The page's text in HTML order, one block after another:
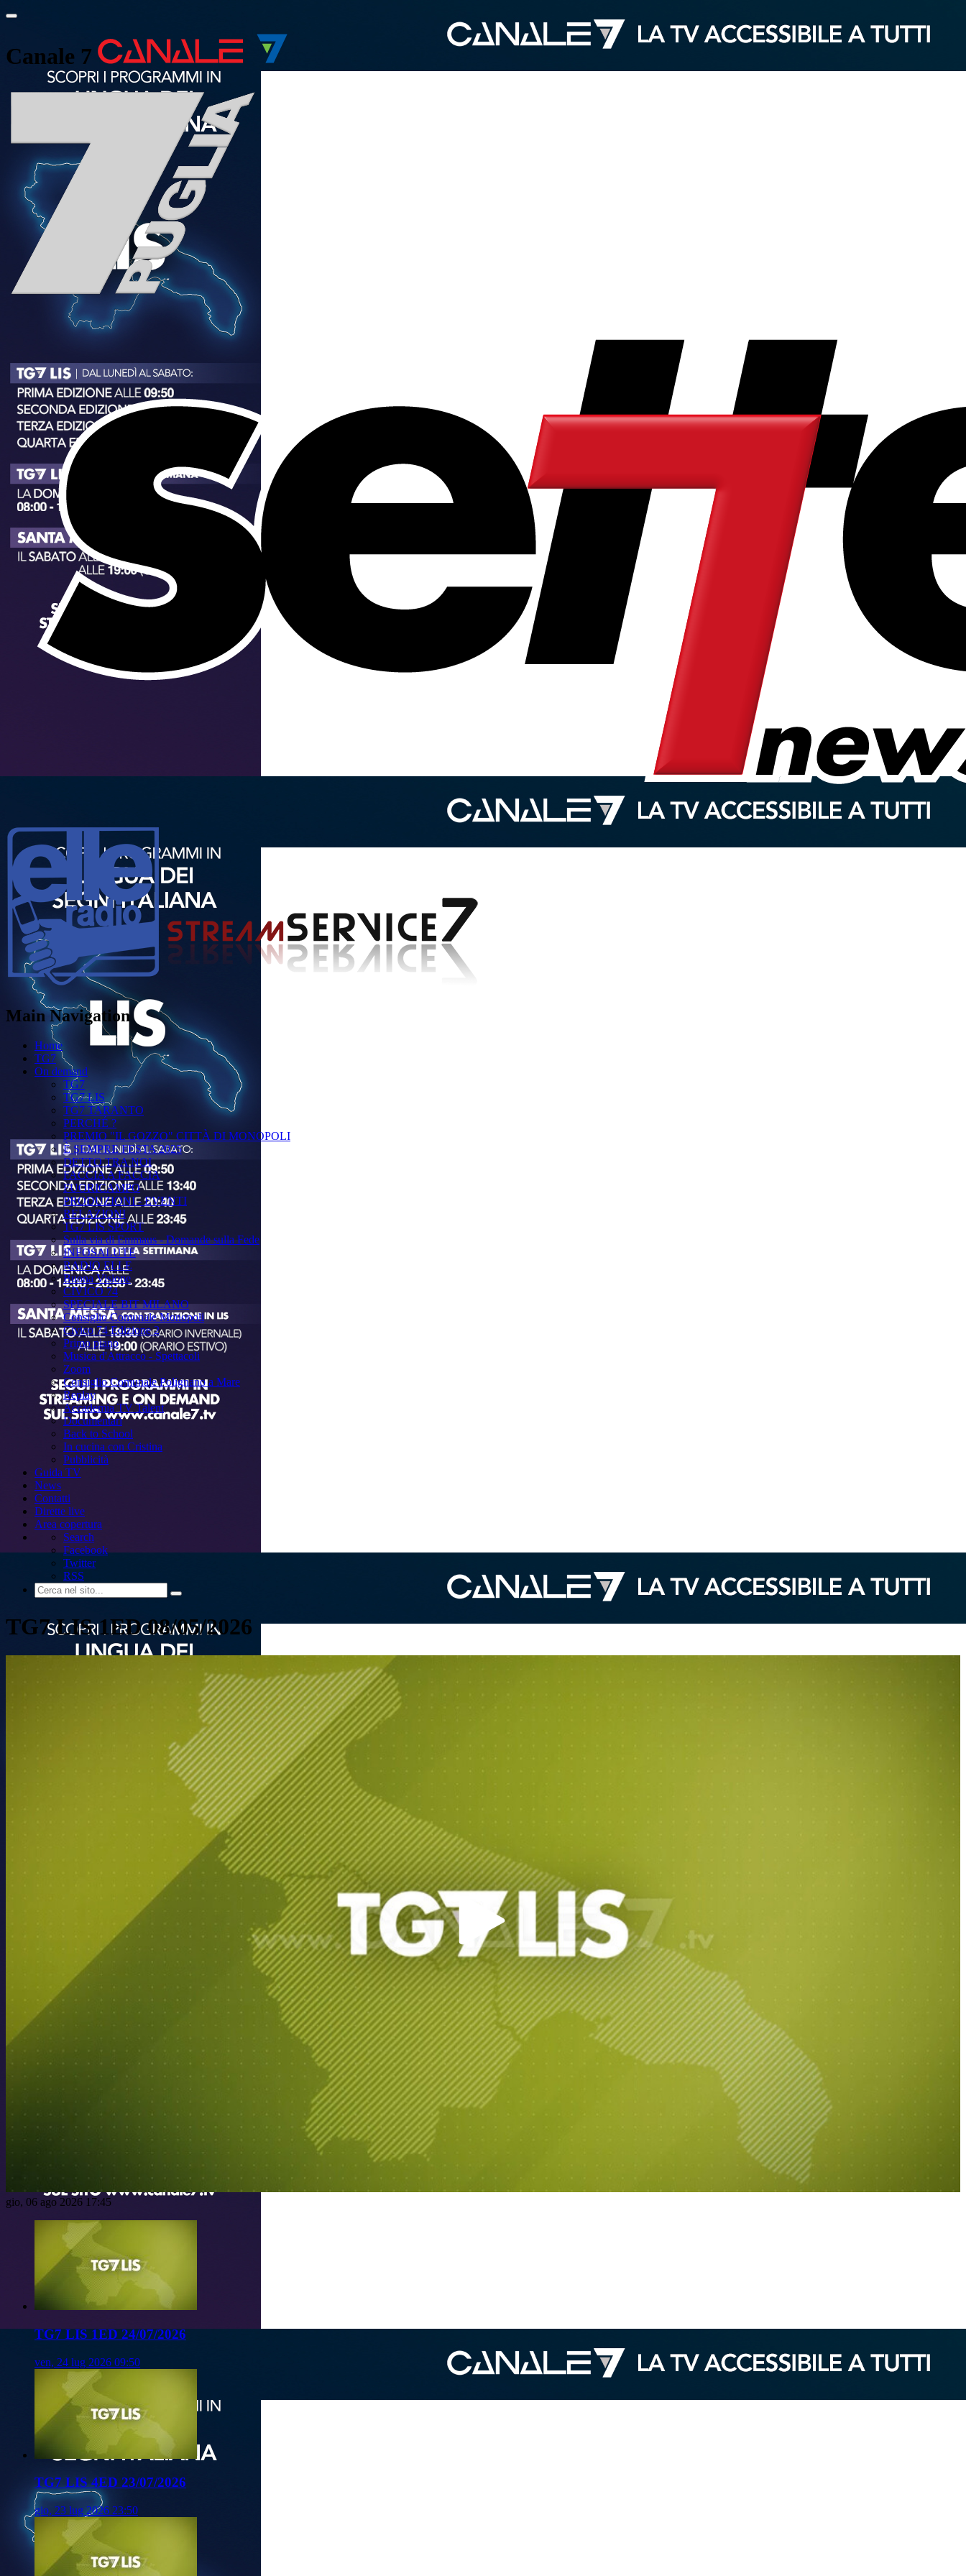
Canale 7
Main Navigation
Home
TG7
On demand
TG7
TG7 LIS
TG7 TARANTO
PERCHÉ ?
PREMIO "IL GOZZO" CITTÀ DI MONOPOLI
È SEMPRE FESTA 2025
DETTO TRA NOI
FACCIA A FACCIA
FUORICAMPO
PRODUZIONI - EVENTI
RELAZIONI
TG7 LIS SPORT
Sulla via di Emmaus - Domande sulla Fede
INFOSALUTE
RADIO ELLE
Buona Visione
CIVICO 74
SPECIALE BIT MILANO
Consiglio Comunale Monopoli
Civico 74 Edizione 2
Primo piano
Musica d'Attracco - Spettacoli
Zoom
Consiglio Comunale Polignano a Mare
Replay
Accademia TV Talent
Documentari
Back to School
In cucina con Cristina
Pubblicità
Guida TV
News
Contatti
Dirette live
Area copertura
Search
Facebook
Twitter
RSS
TG7 LIS 1ED 08/05/2026
Play
Video
gio, 06 ago 2026 17:45
TG7 LIS 1ED 24/07/2026
ven, 24 lug 2026 09:50
TG7 LIS 4ED 23/07/2026
gio, 23 lug 2026 23:50